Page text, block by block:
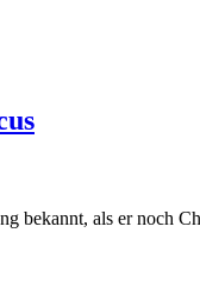
bekannt, als er noch